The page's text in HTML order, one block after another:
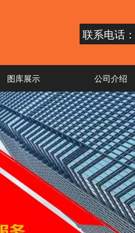
联系电话：
图库展示 公司介绍